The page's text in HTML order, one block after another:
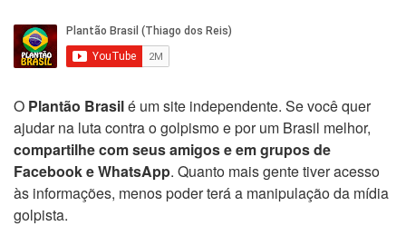
O Plantão Brasilé um site independente. Se você quer
ajudar na luta contra o golpismo e por um Brasil melhor,
compartilhe com seus amigos e em grupos de
Facebook e WhatsApp. Quanto mais gente tiver acesso
às informações, menos poder terá a manipulação da mídia
golpista.